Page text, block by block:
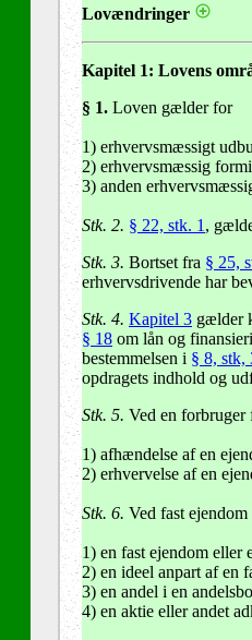
Lovændringer
Kapitel 1: Lovens
§ 1. Loven gælder for
1) erhvervsmæssigt
2) erhvervsmæssig
3) anden
Stk. 2. § 22, stk. 1 ,
Stk. 3. Bortset fra § 25,
erhvervsdrivende har
Stk. 4. Kapitel 3 gælder
§ 18 om lån og
bestemmelsen i § 8, stk,
opdragets indhold og
Stk. 5. Ved en forbruger
1) afhændelse af en
2) erhvervelse af en
Stk. 6. Ved fast
1) en fast ejendom eller
2) en ideel anpart af en
3) en andel i en
4) en aktie eller andet